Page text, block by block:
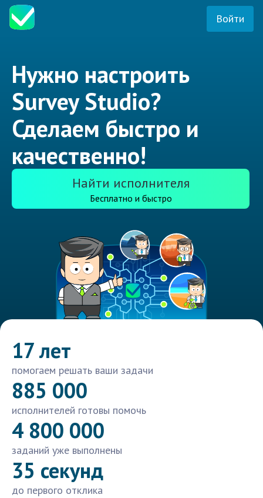
Войти
Нужно настроить
Survey Studio?
Сделаем быстро и
качественно!
Найти исполнителя
Бесплатно и быстро
17 лет
помогаем решать ваши задачи
885 000
исполнителей готовы помочь
4 800 000
заданий уже выполнены
35 секунд
до первого отклика